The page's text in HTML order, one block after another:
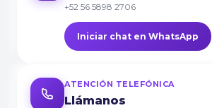
+52 56 5898 2706
Iniciar chat en WhatsApp
ATENCIÓN TELEFÓNICA
Llámanos